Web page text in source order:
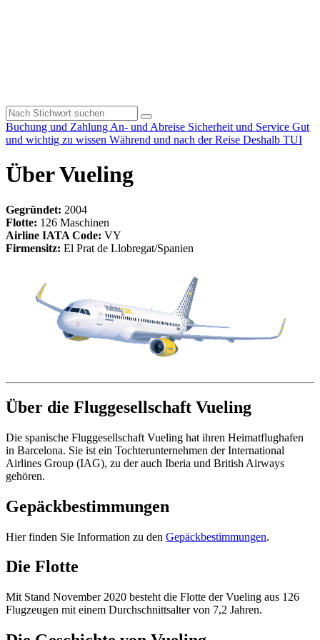
Buchung und Zahlung An- und Abreise Sicherheit und Service Gut
und wichtig zu wissen Während und nach der Reise Deshalb TUI
Über Vueling
Gegründet: 2004
Flotte: 126 Maschinen
Airline IATA Code: VY
Firmensitz: El Prat de Llobregat/Spanien
Über die Fluggesellschaft Vueling
Die spanische Fluggesellschaft Vueling hat ihren Heimatflughafen
in Barcelona. Sie ist ein Tochterunternehmen der International
Airlines Group (IAG), zu der auch Iberia und British Airways
gehören.
Gepäckbestimmungen
Hier finden Sie Information zu den Gepäckbestimmungen.
Die Flotte
Mit Stand November 2020 besteht die Flotte der Vueling aus 126
Flugzeugen mit einem Durchschnittsalter von 7,2 Jahren.